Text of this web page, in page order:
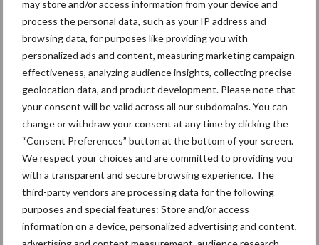
may store and/or access information from your device and
process the personal data, such as your IP address and
browsing data, for purposes like providing you with
personalized ads and content, measuring marketing campaign
effectiveness, analyzing audience insights, collecting precise
geolocation data, and product development. Please note that
your consent will be valid across all our subdomains. You can
change or withdraw your consent at any time by clicking the
“Consent Preferences” button at the bottom of your screen.
We respect your choices and are committed to providing you
with a transparent and secure browsing experience. The
third-party vendors are processing data for the following
purposes and special features: Store and/or access
information on a device, personalized advertising and content,
Agrarische grondprijs stijgt
in tweede kwartaal naar
108.500 euro per hectare
Themapagina's
Machines Duurzaamheid